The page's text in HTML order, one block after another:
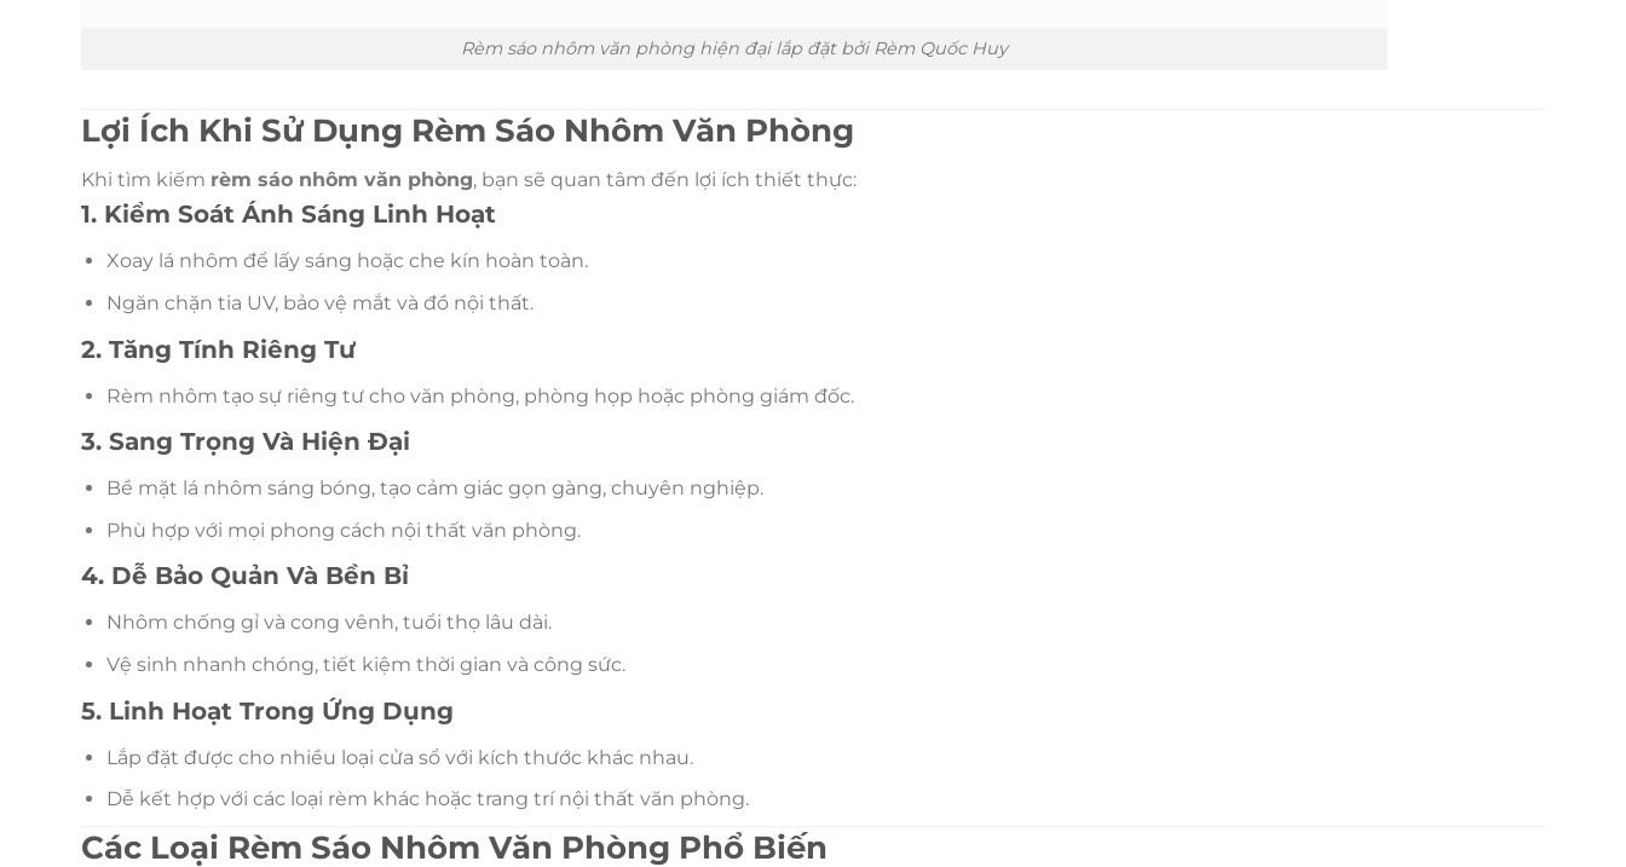
Rèm sáo nhôm văn phòng hiện đại lắp đặt bởi Rèm Quốc Huy
Lợi Ích Khi Sử Dụng Rèm Sáo Nhôm Văn Phòng
Khi tìm kiếm rèm sáo nhôm văn phòng, bạn sẽ quan tâm đến lợi ích thiết thực:
1. Kiểm Soát Ánh Sáng Linh Hoạt
Xoay lá nhôm để lấy sáng hoặc che kín hoàn toàn.
Ngăn chặn tia UV, bảo vệ mắt và đồ nội thất.
2. Tăng Tính Riêng Tư
Rèm nhôm tạo sự riêng tư cho văn phòng, phòng họp hoặc phòng giám đốc.
3. Sang Trọng Và Hiện Đại
Bề mặt lá nhôm sáng bóng, tạo cảm giác gọn gàng, chuyên nghiệp.
Phù hợp với mọi phong cách nội thất văn phòng.
4. Dễ Bảo Quản Và Bền Bỉ
Nhôm chống gỉ và cong vênh, tuổi thọ lâu dài.
Vệ sinh nhanh chóng, tiết kiệm thời gian và công sức.
5. Linh Hoạt Trong Ứng Dụng
Lắp đặt được cho nhiều loại cửa sổ với kích thước khác nhau.
Dễ kết hợp với các loại rèm khác hoặc trang trí nội thất văn phòng.
Các Loại Rèm Sáo Nhôm Văn Phòng Phổ Biến